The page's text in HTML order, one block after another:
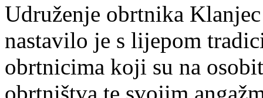
Udruženje obrtnika
nastavilo je s lijepom
obrtnicima koji su na
obrtništva te svojim